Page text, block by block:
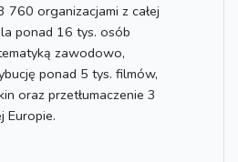
760 organizacjami z całej
ponad 16 tys. osób
zawodowo,
ponad 5 tys. filmów,
oraz przetłumaczenie 3
Europie.